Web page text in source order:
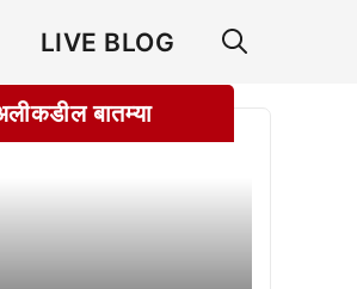
LIVE BLOG
बातम्या